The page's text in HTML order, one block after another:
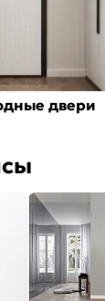
двери